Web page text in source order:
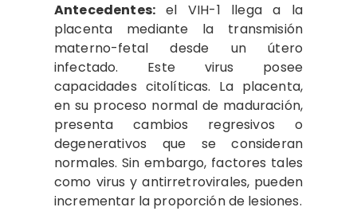
Antecedentes:el VIH-1 llega a la
placenta mediante la transmisión
materno-fetal desde un útero
infectado. Este virus posee
capacidades citolíticas. La placenta,
en su proceso normal de maduración,
presenta cambios regresivos o
degenerativos que se consideran
normales. Sin embargo, factores tales
como virus y antirretrovirales, pueden
incrementar la proporción de lesiones.